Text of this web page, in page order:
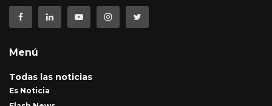
Menú
Todas las noticias
Es Noticia